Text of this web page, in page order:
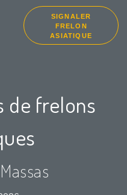
SIGNALER
FRELON
ASIATIQUE
de frelons